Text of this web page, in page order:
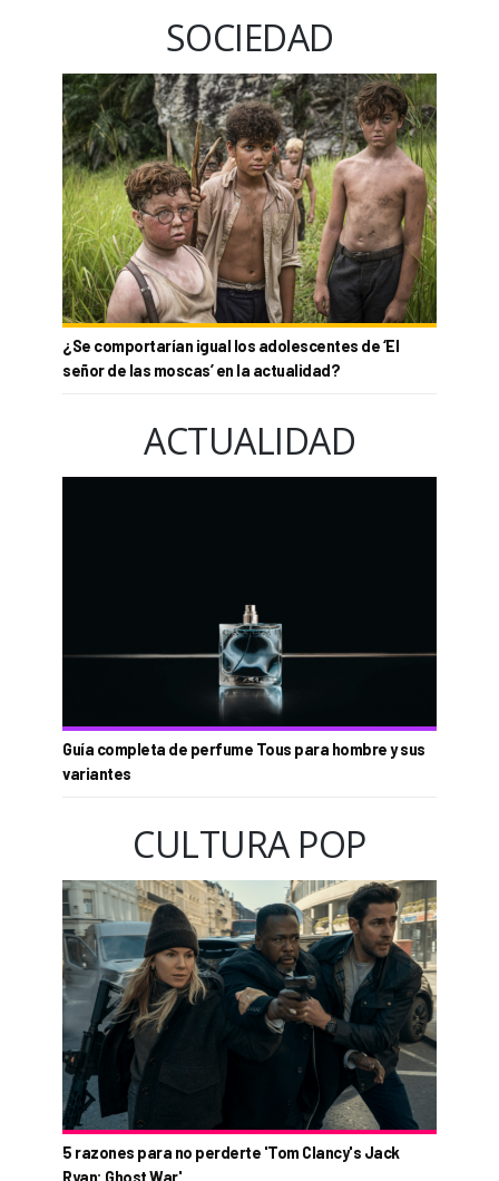
SOCIEDAD
¿Se comportarían igual los adolescentes de ‘El
señor de las moscas’ en la actualidad?
ACTUALIDAD
Guía completa de perfume Tous para hombre y sus
variantes
CULTURA POP
5 razones para no perderte 'Tom Clancy's Jack
Ryan: Ghost War'